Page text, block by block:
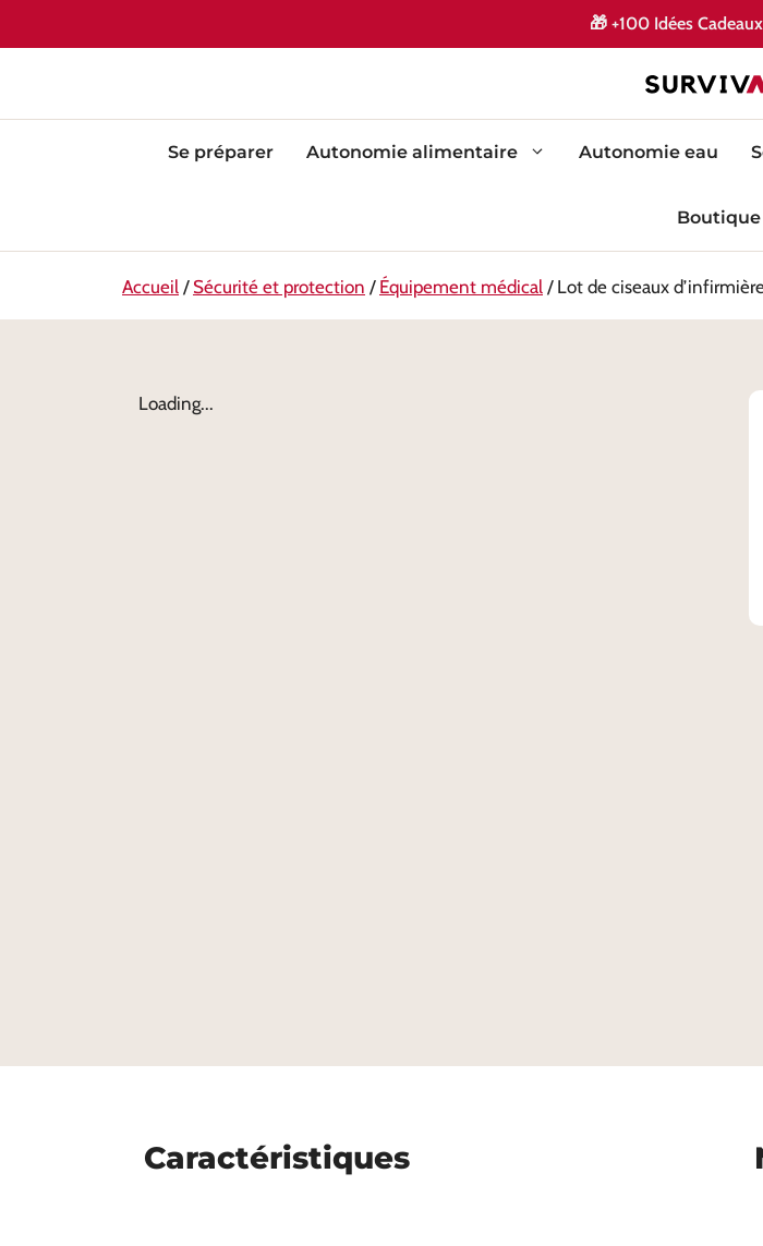
🎁 +100 Idées
Se préparer Autonomie alimentaire Autonomie eau
Boutique
Accueil / Sécurité et protection / Équipement médical / Lot de ciseaux
Loading...
Caractéristiques